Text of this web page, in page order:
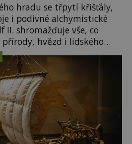
hradu se třpytí křišťály,
i podivné alchymistické
II. shromažďuje vše, co
hvězd i lidského
smrti se jeho slavné sbírky
z nich mizí navždy. Kdo
A existují ještě někde
které nikdo […]